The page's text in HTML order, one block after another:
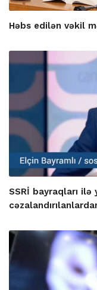
Həbs edilən vəkil
SSRİ bayraqları ilə